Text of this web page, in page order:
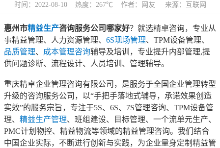
时间：2022-08-10 热度： 267℃ 作者：网友 来源：互联网
惠州市精益生产咨询服务公司哪家好？就选精卓咨询，专业从
事精益管理、人力资源管理、 6S现场管理、TPM设备管理、
品质管理、 成本管理咨询辅导及培训，专业提升内部管理,提
供问题诊断、流程设计、人员培训、管理辅导。
重庆精卓企业管理咨询有限公司，是服务于全国企业管理转型
升级的咨询服务公司，以“手把手落地式辅导，承诺效果创造
实效”的服务宗旨，专注于5S、6S、7S管理咨询、TPM设备管
理、 精益生产管理、班组建设、目标管理、一个流单元生产、
PMC计划物控、精益物流等领域的精益管理咨询。我们结合
中国企业实际，不断进行创新与实践，为企业量身定制精益管